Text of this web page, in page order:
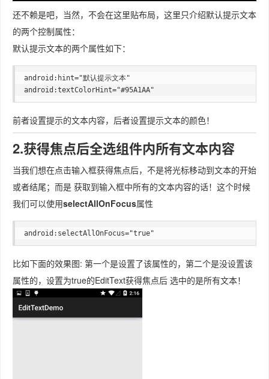
还不赖是吧，当然，不会在这里贴布局，这里只介绍默认提示文本
的两个控制属性：
默认提示文本的两个属性如下：
android:hint="默认提示文本"
前者设置提示的文本内容，后者设置提示文本的颜色！
2.获得焦点后全选组件内所有文本内容
当我们想在点击输入框获得焦点后，不是将光标移动到文本的开始
或者结尾；而是 获取到输入框中所有的文本内容的话！这个时候
我们可以使用selectAllOnFocus属性
比如下面的效果图: 第一个是设置了该属性的，第二个是没设置该
属性的，设置为true的EditText获得焦点后 选中的是所有文本！